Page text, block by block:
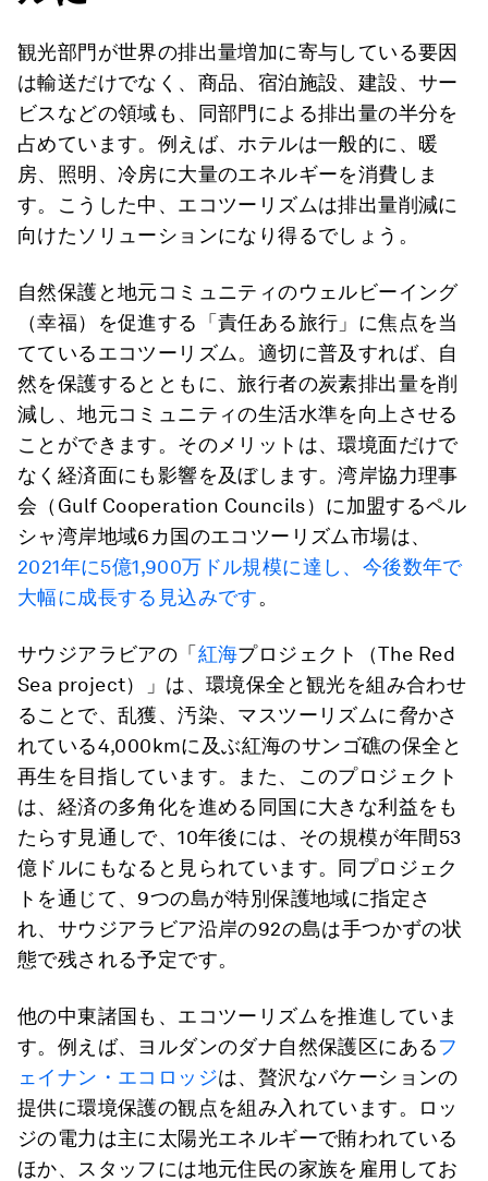
観光部門が世界の排出量増加に寄与している要因
は輸送だけでなく、商品、宿泊施設、建設、サー
ビスなどの領域も、同部門による排出量の半分を
占めています。例えば、ホテルは一般的に、暖
房、照明、冷房に大量のエネルギーを消費しま
す。こうした中、エコツーリズムは排出量削減に
向けたソリューションになり得るでしょう。
自然保護と地元コミュニティのウェルビーイング
（幸福）を促進する「責任ある旅行」に焦点を当
てているエコツーリズム。適切に普及すれば、自
然を保護するとともに、旅行者の炭素排出量を削
減し、地元コミュニティの生活水準を向上させる
ことができます。そのメリットは、環境面だけで
なく経済面にも影響を及ぼします。湾岸協力理事
会（Gulf Cooperation Councils）に加盟するペル
シャ湾岸地域6カ国のエコツーリズム市場は、
2021年に5億1,900万ドル規模に達し、今後数年で
大幅に成長する見込みです。
サウジアラビアの「 紅海プロジェクト（The Red
Sea project）」は、環境保全と観光を組み合わせ
ることで、乱獲、汚染、マスツーリズムに脅かさ
れている4,000kmに及ぶ紅海のサンゴ礁の保全と
再生を目指しています。また、このプロジェクト
は、経済の多角化を進める同国に大きな利益をも
たらす見通しで、10年後には、その規模が年間53
億ドルにもなると見られています。同プロジェク
トを通じて、9つの島が特別保護地域に指定さ
れ、サウジアラビア沿岸の92の島は手つかずの状
態で残される予定です。
他の中東諸国も、エコツーリズムを推進していま
す。例えば、ヨルダンのダナ自然保護区にあるフ
ェイナン・エコロッジは、贅沢なバケーションの
提供に環境保護の観点を組み入れています。ロッ
ジの電力は主に太陽光エネルギーで賄われている
ほか、スタッフには地元住民の家族を雇用してお